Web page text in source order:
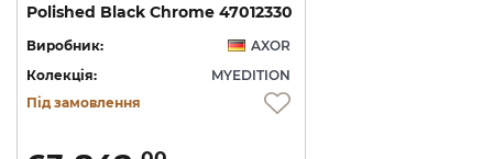
Polished Black Chrome 47012330
Виробник:
AXOR
Колекція:
MYEDITION
Під замовлення